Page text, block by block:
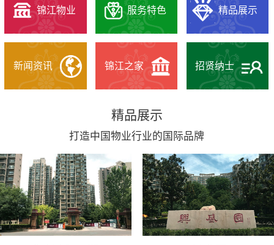
锦江物业 服务特色 精品展示
新闻资讯 锦江之家 招贤纳士
精品展示
打造中国物业行业的国际品牌